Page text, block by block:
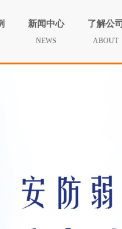
新闻中心
NEWS
了解公司
ABOUT